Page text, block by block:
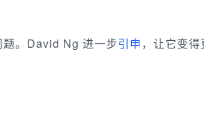
题。David Ng 进一步引申，让它变得